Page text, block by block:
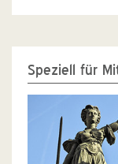
Speziell für